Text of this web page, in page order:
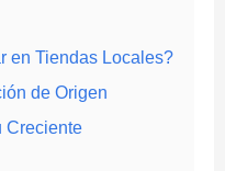
en Tiendas Locales?
de Origen
Creciente